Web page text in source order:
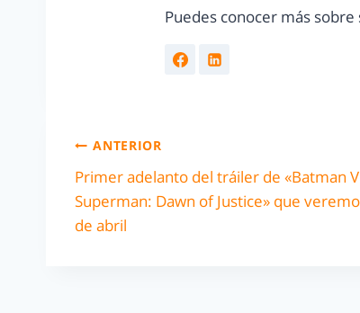
Puedes conocer más
ANTERIOR
Primer adelanto del tráiler de «Batman V
Superman: Dawn of Justice» que
de abril